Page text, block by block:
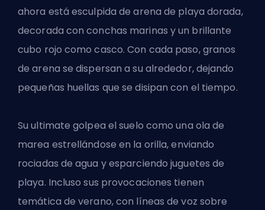
ahora está esculpida de arena de playa dorada,
decorada con conchas marinas y un brillante
cubo rojo como casco. Con cada paso, granos
de arena se dispersan a su alrededor, dejando
pequeñas huellas que se disipan con el tiempo.
Su ultimate golpea el suelo como una ola de
marea estrellándose en la orilla, enviando
rociadas de agua y esparciendo juguetes de
playa. Incluso sus provocaciones tienen
temática de verano, con líneas de voz sobre